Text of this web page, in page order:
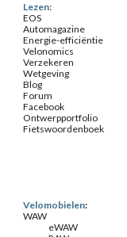
Lezen:
EOS
Automagazine
Energie-efficiëntie
Velonomics
Verzekeren
Wetgeving
Blog
Forum
Facebook
Ontwerpportfolio
Fietswoordenboek
Velomobielen:
WAW
eWAW